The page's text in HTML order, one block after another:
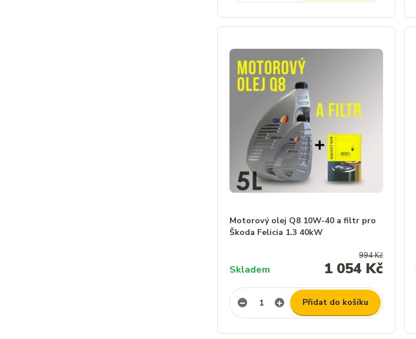
Motorový olej Q8 10W-40 a filtr pro
Škoda Felicia 1.3 40kW
994 Kč
1 054 Kč
Skladem
Přidat do košíku